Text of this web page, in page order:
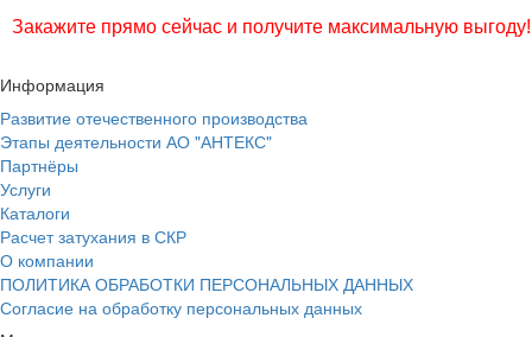
Закажите прямо сейчас и получите максимальную выгоду!
Информация
Развитие отечественного производства
Этапы деятельности АО "АНТЕКС"
Партнёры
Услуги
Каталоги
Расчет затухания в СКР
О компании
ПОЛИТИКА ОБРАБОТКИ ПЕРСОНАЛЬНЫХ ДАННЫХ
Согласие на обработку персональных данных